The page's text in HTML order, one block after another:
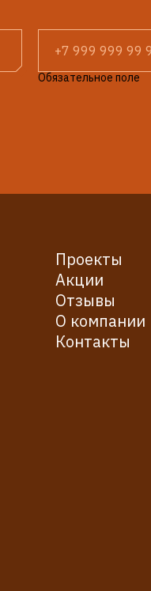
Обязательное поле
Проекты
Акции
Отзывы
О компании
Контакты